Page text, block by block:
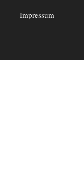
Impressum